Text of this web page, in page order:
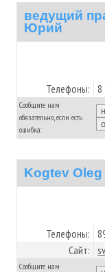
ведущий
Юрий
Телефоны: 8
Сообщите нам
обязательно, если есть
ошибка:
Kogtev Oleg
Телефоны:
Сайт:
Сообщите нам